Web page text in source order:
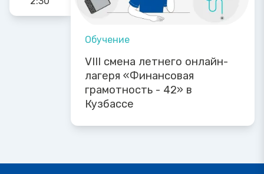
Обучение
VIII смена летнего онлайн-
лагеря «Финансовая
грамотность - 42» в
Кузбассе